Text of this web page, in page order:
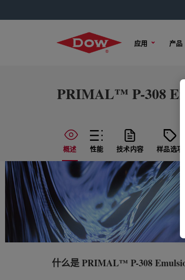
应用 产品
PRIMAL™ P-308
概述 性能 技术内容 样品选项
什么是PRIMAL™ P-308